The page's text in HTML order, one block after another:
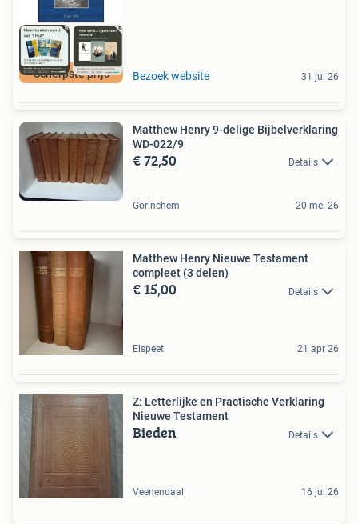
Scherpste prijs Bezoek website 31 jul 26
Matthew Henry 9-delige Bijbelverklaring
WD-022/9
€ 72,50 Details
Gorinchem 20 mei 26
Matthew Henry Nieuwe Testament
compleet (3 delen)
€ 15,00 Details
Elspeet 21 apr 26
Z: Letterlijke en Practische Verklaring
Nieuwe Testament
Bieden Details
Veenendaal 16 jul 26